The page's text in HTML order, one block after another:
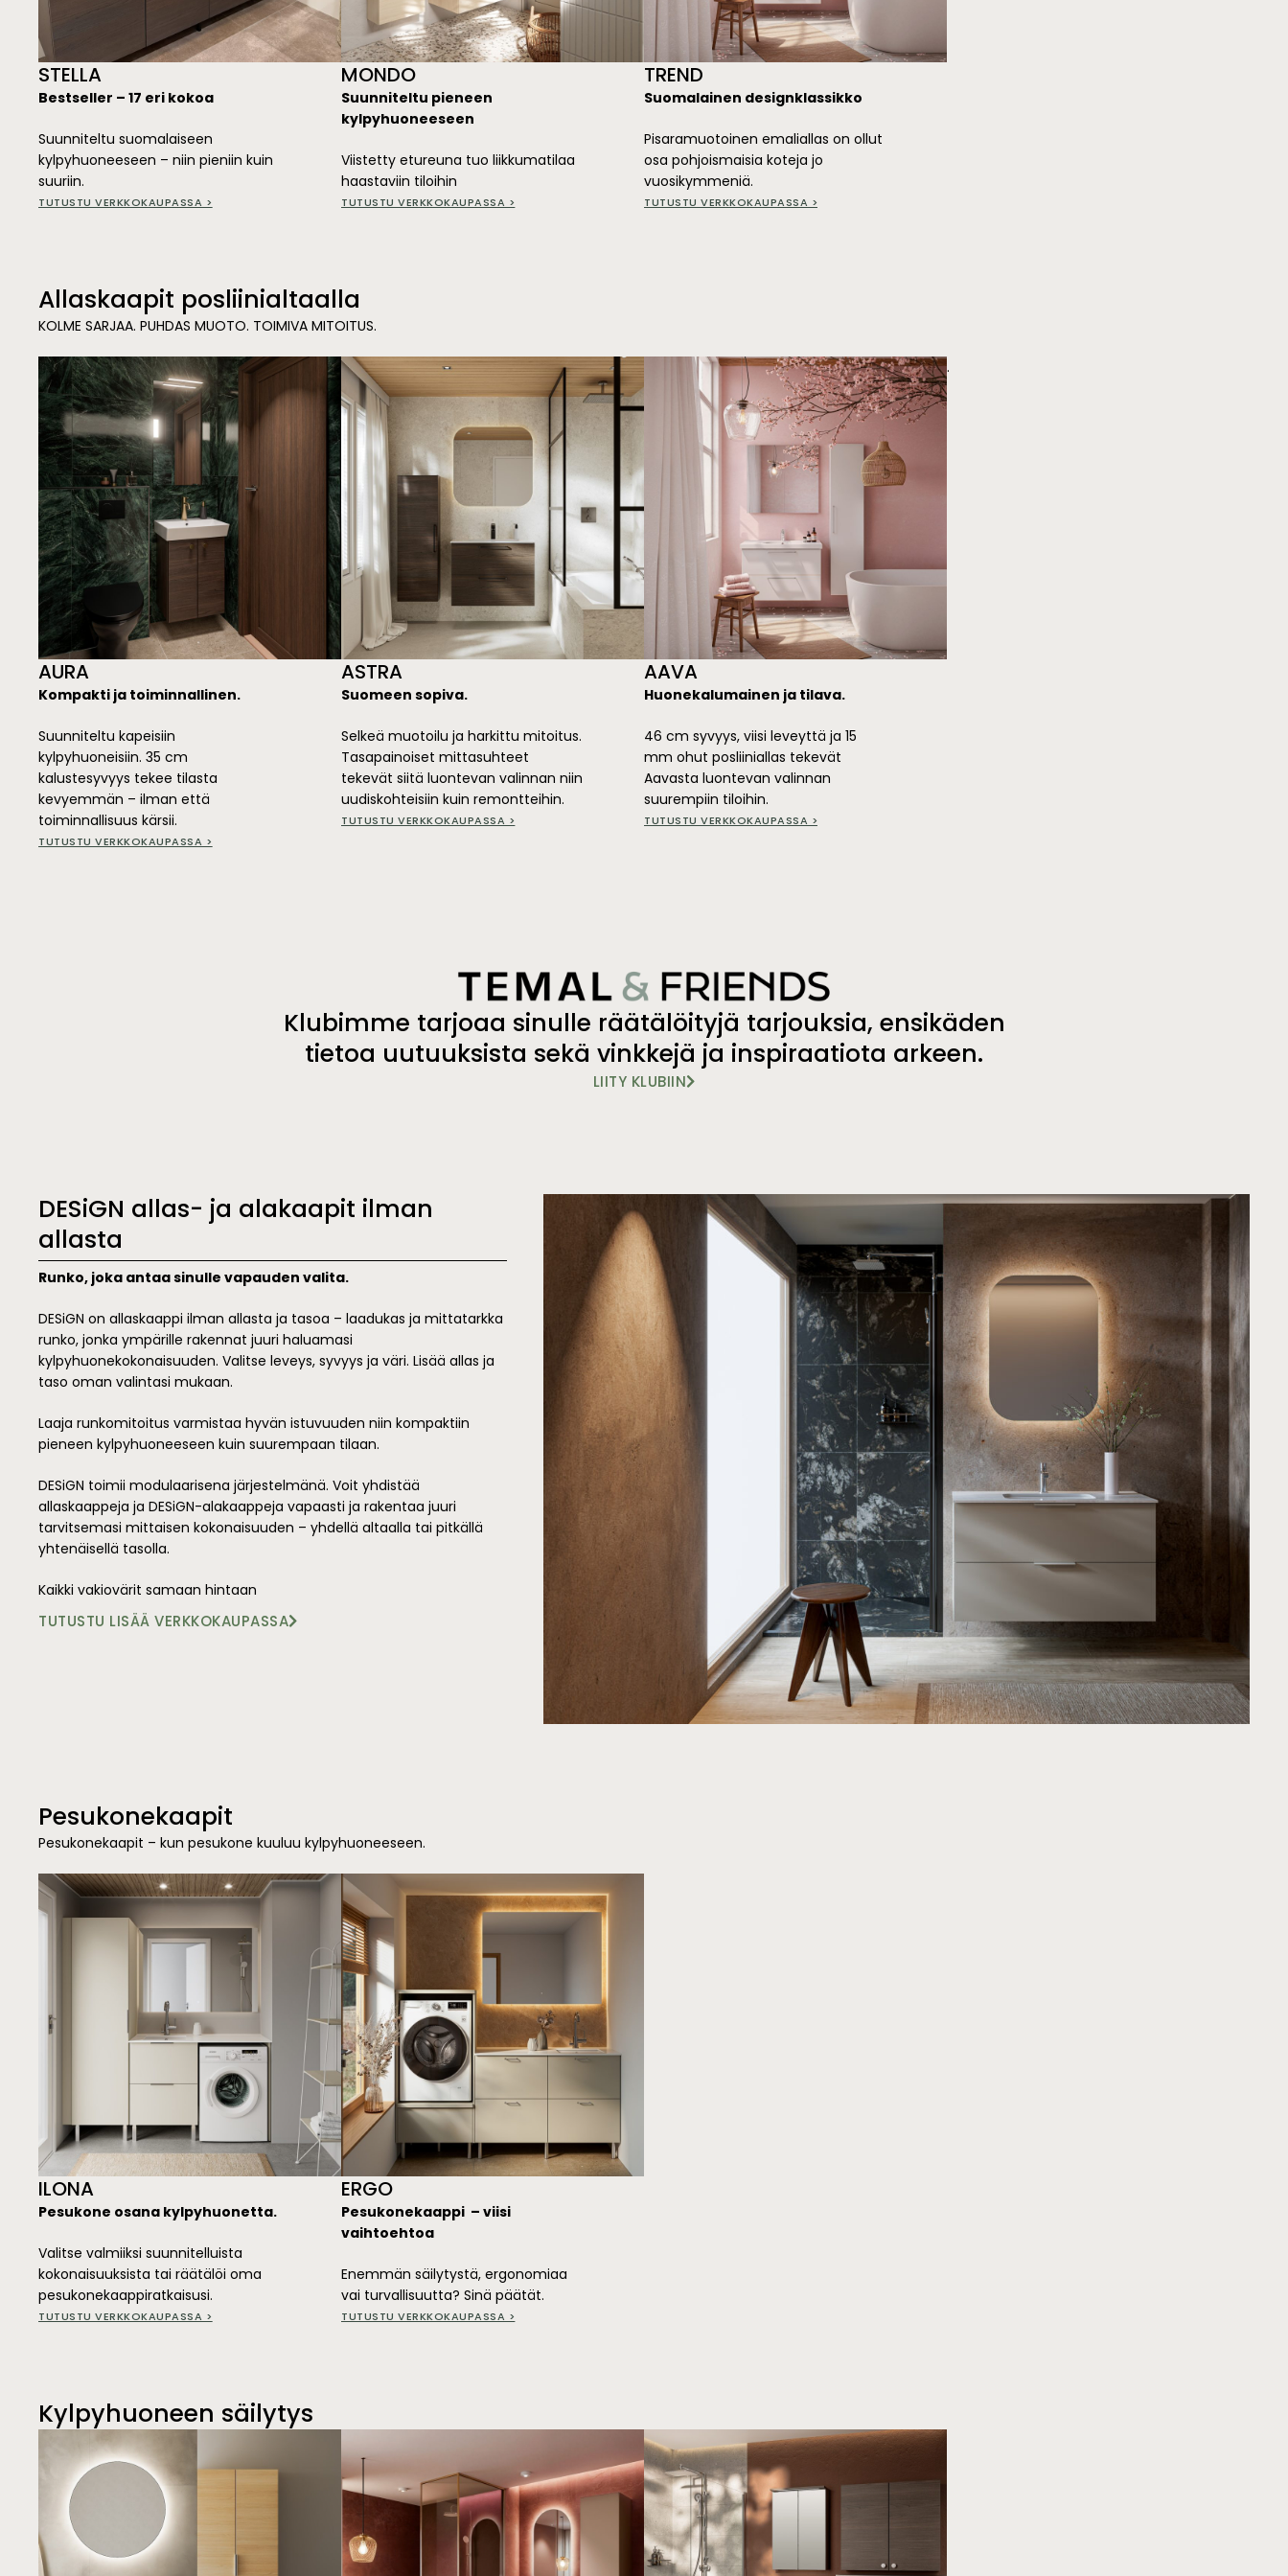
STELLA
Bestseller – 17 eri kokoa
Suunniteltu suomalaiseen
kylpyhuoneeseen – niin pieniin kuin
suuriin.
TUTUSTU VERKKOKAUPASSA >
MONDO
Suunniteltu pieneen
kylpyhuoneeseen
Viistetty etureuna tuo liikkumatilaa
haastaviin tiloihin
TUTUSTU VERKKOKAUPASSA >
TREND
Suomalainen designklassikko
Pisaramuotoinen emaliallas on ollut
osa pohjoismaisia koteja jo
vuosikymmeniä.
TUTUSTU VERKKOKAUPASSA >
Allaskaapit posliinialtaalla
KOLME SARJAA. PUHDAS MUOTO. TOIMIVA MITOITUS.
AURA
Kompakti ja toiminnallinen.
Suunniteltu kapeisiin
kylpyhuoneisiin. 35 cm
kalustesyvyys tekee tilasta
kevyemmän – ilman että
toiminnallisuus kärsii.
TUTUSTU VERKKOKAUPASSA >
ASTRA
Suomeen sopiva.
Selkeä muotoilu ja harkittu mitoitus.
Tasapainoiset mittasuhteet
tekevät siitä luontevan valinnan niin
uudiskohteisiin kuin remontteihin.
TUTUSTU VERKKOKAUPASSA >
AAVA
Huonekalumainen ja tilava.
46 cm syvyys, viisi leveyttä ja 15
mm ohut posliiniallas tekevät
Aavasta luontevan valinnan
suurempiin tiloihin.
TUTUSTU VERKKOKAUPASSA >
.
Klubimme tarjoaa sinulle räätälöityjä tarjouksia, ensikäden
tietoa uutuuksista sekä vinkkejä ja inspiraatiota arkeen.
LIITY KLUBIIN
DESiGN allas- ja alakaapit ilman
allasta
Runko, joka antaa sinulle vapauden valita.
DESiGN on allaskaappi ilman allasta ja tasoa – laadukas ja mittatarkka
runko, jonka ympärille rakennat juuri haluamasi
kylpyhuonekokonaisuuden. Valitse leveys, syvyys ja väri. Lisää allas ja
taso oman valintasi mukaan.
Laaja runkomitoitus varmistaa hyvän istuvuuden niin kompaktiin
pieneen kylpyhuoneeseen kuin suurempaan tilaan.
DESiGN toimii modulaarisena järjestelmänä. Voit yhdistää
allaskaappeja ja DESiGN-alakaappeja vapaasti ja rakentaa juuri
tarvitsemasi mittaisen kokonaisuuden – yhdellä altaalla tai pitkällä
yhtenäisellä tasolla.
Kaikki vakiovärit samaan hintaan
TUTUSTU LISÄÄ VERKKOKAUPASSA
Pesukonekaapit
Pesukonekaapit – kun pesukone kuuluu kylpyhuoneeseen.
ILONA
Pesukone osana kylpyhuonetta.
Valitse valmiiksi suunnitelluista
kokonaisuuksista tai räätälöi oma
pesukonekaappiratkaisusi.
TUTUSTU VERKKOKAUPASSA >
ERGO
Pesukonekaappi – viisi
vaihtoehtoa
Enemmän säilytystä, ergonomiaa
vai turvallisuutta? Sinä päätät.
TUTUSTU VERKKOKAUPASSA >
Kylpyhuoneen säilytys